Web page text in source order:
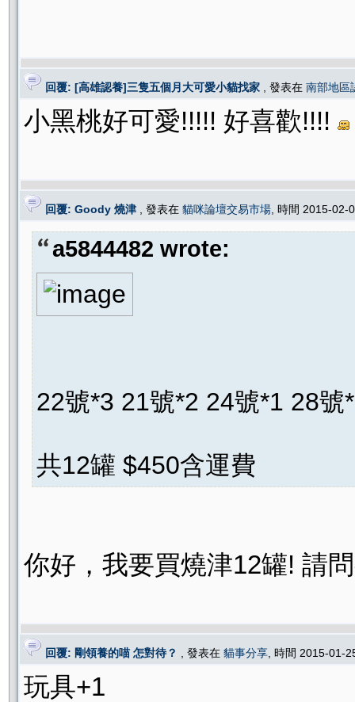
回覆: [高雄認養]三隻五個月大可愛小貓找家 , 發表在 南部地區
小黑桃好可愛!!!!! 好喜歡!!!!
回覆: Goody 燒津 , 發表在 貓咪論壇交易市場 , 時間 2015-
a5844482 wrote:
22號*3 21號*2 24號*1 28號
共12罐 $450含運費
你好，我要買燒津12罐! 請
回覆: 剛領養的喵 怎對待？ , 發表在 貓事分享 , 時間 2015-01-
玩具+1